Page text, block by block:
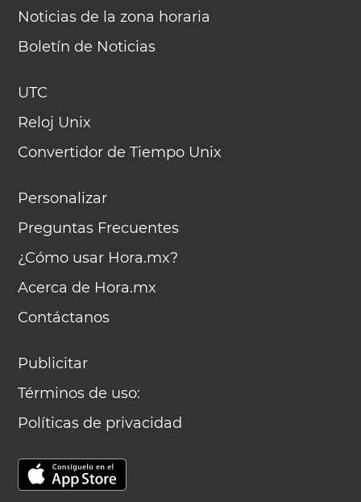
Noticias de la zona horaria
Boletín de Noticias
UTC
Reloj Unix
Convertidor de Tiempo Unix
Personalizar
Preguntas Frecuentes
¿Cómo usar Hora.mx?
Acerca de Hora.mx
Contáctanos
Publicitar
Términos de uso:
Políticas de privacidad